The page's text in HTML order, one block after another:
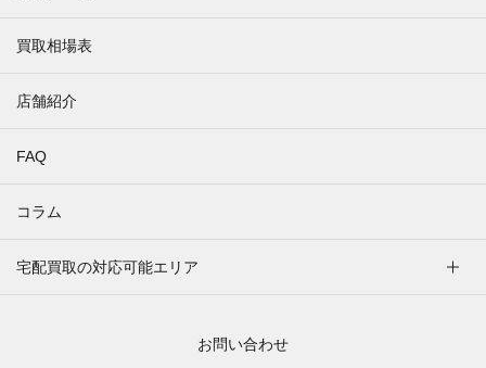
買取相場表
店舗紹介
FAQ
コラム
宅配買取の対応可能エリア
お問い合わせ